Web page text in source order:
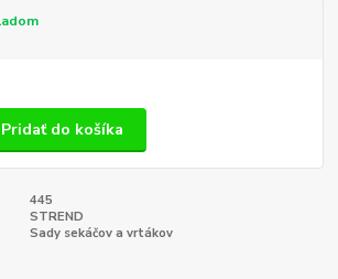
Pridať do košíka
445
STREND
Sady sekáčov a vrtákov